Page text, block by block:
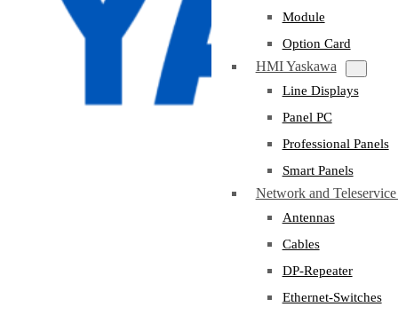
Module
Option Card
HMI Yaskawa
Line Displays
Panel PC
Professional Panels
Smart Panels
Network and
Antennas
Cables
DP-Repeater
Ethernet-Switches